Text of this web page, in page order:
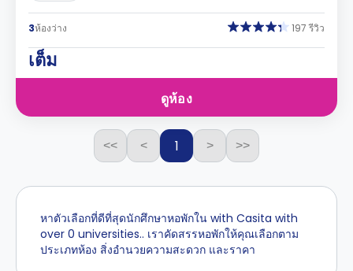
3ห้องว่าง 197 รีวิว
เต็ม
ดูห้อง
<< < 1 > >>
หาตัวเลือกที่ดีที่สุดนักศึกษาหอพักใน with Casita with
over 0 universities.. เราคัดสรรหอพักให้คุณเลือกตาม
ประเภทห้อง สิ่งอำนวยความสะดวก และราคา